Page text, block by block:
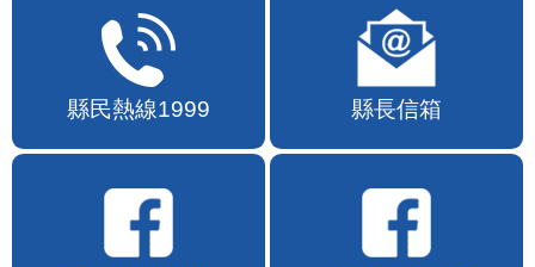
縣民熱線1999 縣長信箱